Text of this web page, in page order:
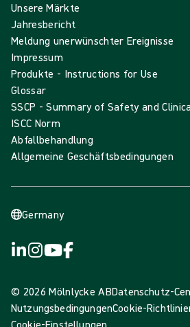
Unsere Märkte
Jahresbericht
Meldung unerwünschter Ereignisse
Impressum
Produkte - Instructions for Use
Glossar
SSCP - Summary of Safety and
ISCC Norm
Abfallbehandlung
Allgemeine Geschäftsbedingungen
Germany
© 2026 Mölnlycke ABDatenschutz-
NutzungsbedingungenCookie-